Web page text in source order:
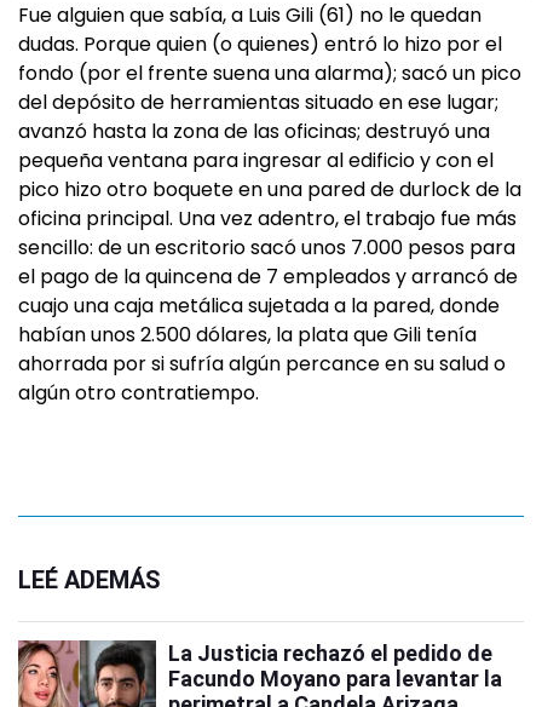
Fue alguien que sabía, a Luis Gili (61) no le quedan
dudas. Porque quien (o quienes) entró lo hizo por el
fondo (por el frente suena una alarma); sacó un pico
del depósito de herramientas situado en ese lugar;
avanzó hasta la zona de las oficinas; destruyó una
pequeña ventana para ingresar al edificio y con el
pico hizo otro boquete en una pared de durlock de la
oficina principal. Una vez adentro, el trabajo fue más
sencillo: de un escritorio sacó unos 7.000 pesos para
el pago de la quincena de 7 empleados y arrancó de
cuajo una caja metálica sujetada a la pared, donde
habían unos 2.500 dólares, la plata que Gili tenía
ahorrada por si sufría algún percance en su salud o
algún otro contratiempo.
LEÉ ADEMÁS
La Justicia rechazó el pedido de
Facundo Moyano para levantar la